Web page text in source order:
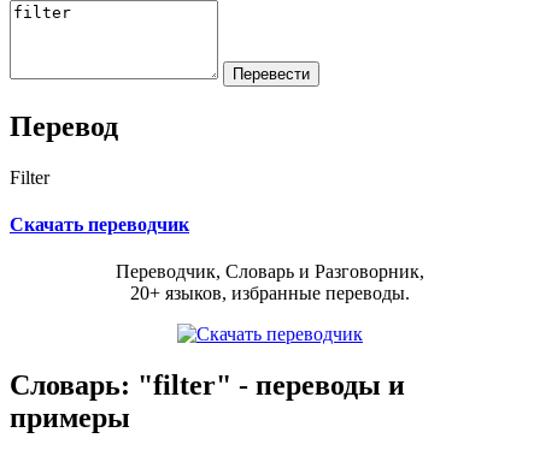
Перевод
Filter
Скачать переводчик
Переводчик, Словарь и Разговорник,
20+ языков, избранные переводы.
Словарь: "filter" - переводы и
примеры